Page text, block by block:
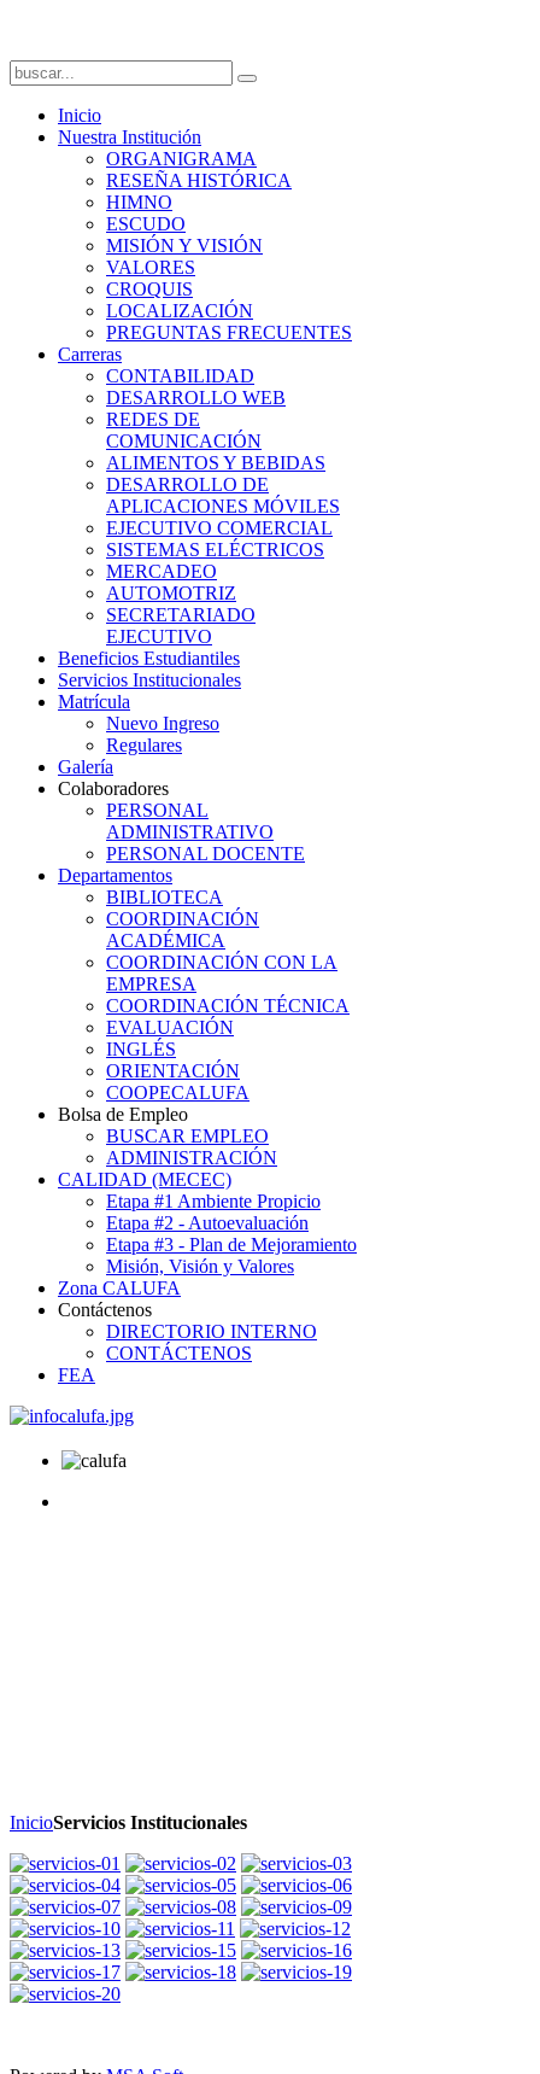
Inicio
Nuestra Institución
ORGANIGRAMA
RESEÑA HISTÓRICA
HIMNO
ESCUDO
MISIÓN Y VISIÓN
VALORES
CROQUIS
LOCALIZACIÓN
PREGUNTAS FRECUENTES
Carreras
CONTABILIDAD
DESARROLLO WEB
REDES DE
COMUNICACIÓN
ALIMENTOS Y BEBIDAS
DESARROLLO DE
APLICACIONES MÓVILES
EJECUTIVO COMERCIAL
SISTEMAS ELÉCTRICOS
MERCADEO
AUTOMOTRIZ
SECRETARIADO
EJECUTIVO
Beneficios Estudiantiles
Servicios Institucionales
Matrícula
Nuevo Ingreso
Regulares
Galería
Colaboradores
PERSONAL
ADMINISTRATIVO
PERSONAL DOCENTE
Departamentos
BIBLIOTECA
COORDINACIÓN
ACADÉMICA
COORDINACIÓN CON LA
EMPRESA
COORDINACIÓN TÉCNICA
EVALUACIÓN
INGLÉS
ORIENTACIÓN
COOPECALUFA
Bolsa de Empleo
BUSCAR EMPLEO
ADMINISTRACIÓN
CALIDAD (MECEC)
Etapa #1 Ambiente Propicio
Etapa #2 - Autoevaluación
Etapa #3 - Plan de Mejoramiento
Misión, Visión y Valores
Zona CALUFA
Contáctenos
DIRECTORIO INTERNO
CONTÁCTENOS
FEA
InicioServicios Institucionales